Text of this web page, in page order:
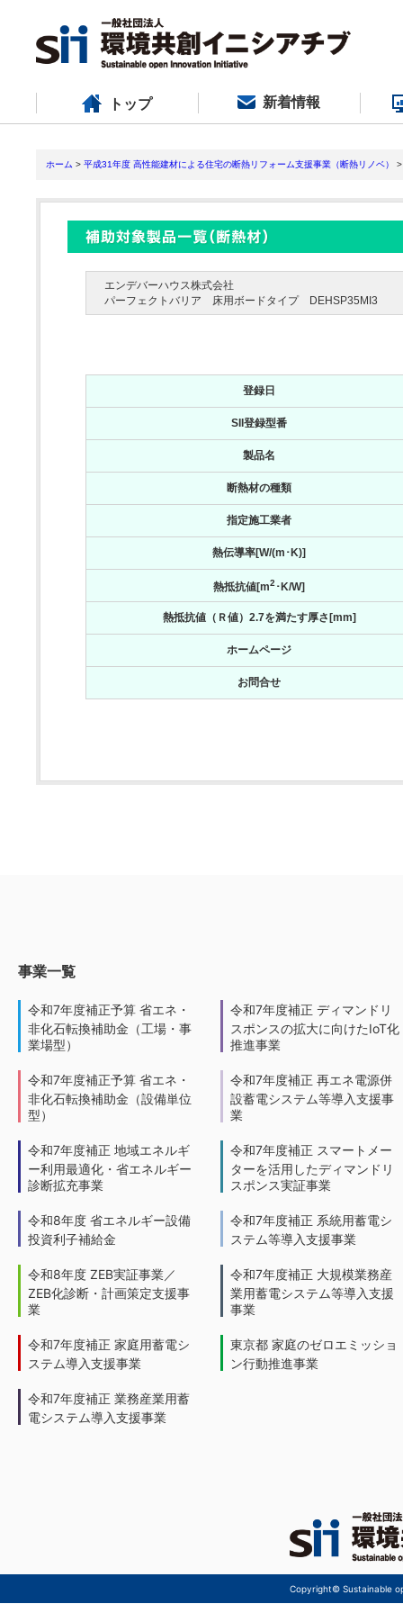
トップ 新着情報
ホーム > 平成31年度 高性能建材による住宅の断熱リフォーム支援事業（断熱リノベ）
エンデバーハウス株式会社
パーフェクトバリア 床用ボードタイプ DEHSP35MI3
登録日
SII登録型番
製品名
断熱材の種類
指定施工業者
熱伝導率[W/(m･K)]
熱抵抗値[m2 ･K/W]
熱抵抗値（Ｒ値）2.7を満たす厚さ[mm]
ホームページ
お問合せ
事業一覧
令和7年度補正予算 省エネ・
非化石転換補助金（工場・事
業場型）
令和7年度補正予算 省エネ・
非化石転換補助金（設備単位
型）
令和7年度補正 地域エネルギ
ー利用最適化・省エネルギー
診断拡充事業
令和8年度 省エネルギー設備
投資利子補給金
令和8年度 ZEB実証事業／
ZEB化診断・計画策定支援事
業
令和7年度補正 家庭用蓄電シ
ステム導入支援事業
令和7年度補正 業務産業用蓄
電システム導入支援事業
令和7年度補正 ディマンドリ
スポンスの拡大に向けたIoT化
推進事業
令和7年度補正 再エネ電源併
設蓄電システム等導入支援事
業
令和7年度補正 スマートメー
ターを活用したディマンドリ
スポンス実証事業
令和7年度補正 系統用蓄電シ
ステム等導入支援事業
令和7年度補正 大規模業務産
業用蓄電システム等導入支援
事業
東京都 家庭のゼロエミッショ
ン行動推進事業
Copyright© Sustainable